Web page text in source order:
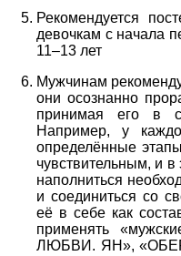
Рекомендуется
девочкам с начала
11–13 лет
Мужчинам
они осознанно
принимая его в
Например, у
определённые
чувствительным, и в
наполниться
и соединиться со
её в себе как
применять
ЛЮБВИ. ЯН»,